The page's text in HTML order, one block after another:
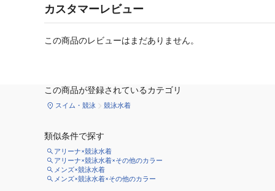
カスタマーレビュー
この商品のレビューはまだありません。
この商品が登録されているカテゴリ
スイム・競泳 競泳水着
類似条件で探す
アリーナ×競泳水着
アリーナ×競泳水着×その他のカラー
メンズ×競泳水着
メンズ×競泳水着×その他のカラー